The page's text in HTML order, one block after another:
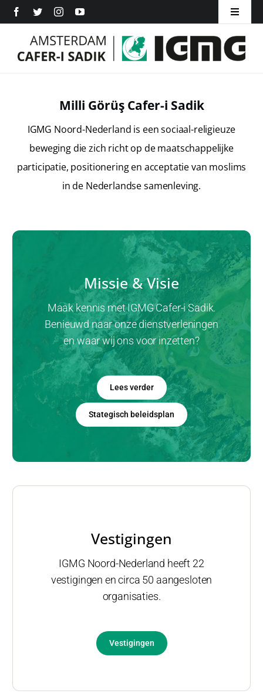
naar
inhoud
Toggle
Home
Inschrijven
Word Lid
Contact
Milli Görüş Cafer-i Sadik
IGMG Noord-Nederland is een sociaal-religieuze
beweging die zich richt op de maatschappelijke
participatie, positionering en acceptatie van moslims
in de Nederlandse samenleving.
Missie & Visie
Maak kennis met IGMG Cafer-i Sadik.
Benieuwd naar onze dienstverleningen
en waar wij ons voor inzetten?
Lees verder
Stategisch beleidsplan
Vestigingen
IGMG Noord-Nederland heeft 22
vestigingen en circa 50 aangesloten
organisaties.
Vestigingen